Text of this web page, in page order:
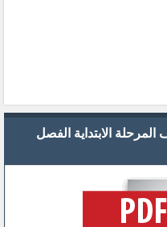
الابتداية الفصل